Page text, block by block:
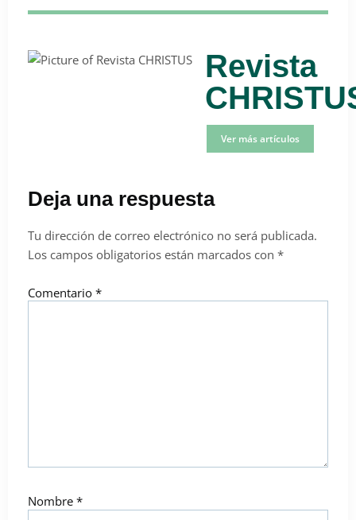
Revista
Ver más artículos
Deja una respuesta
Tu dirección de correo electrónico no será publicada.
Los campos obligatorios están marcados con *
Comentario *
Nombre *